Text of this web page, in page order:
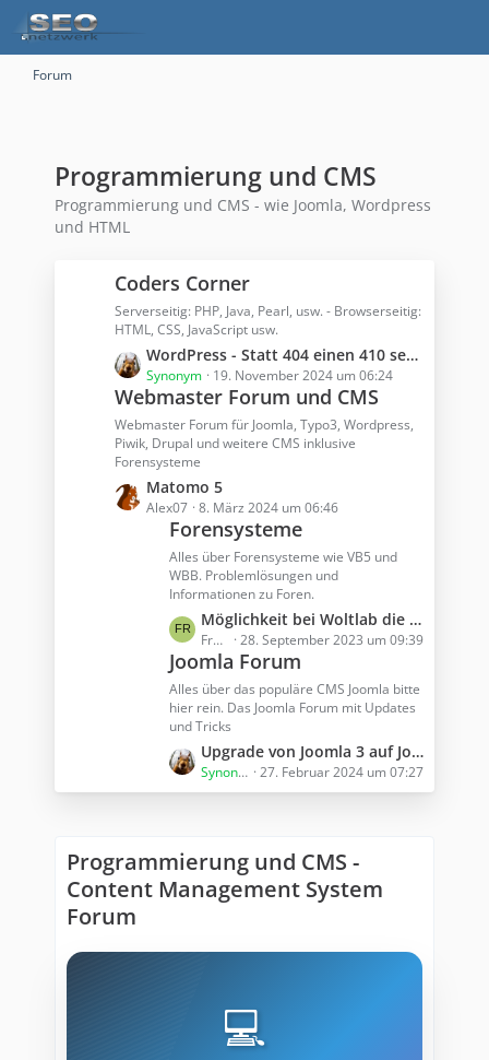
Forum
Programmierung und CMS
Programmierung und CMS - wie Joomla, Wordpress
und HTML
Coders Corner
Serverseitig: PHP, Java, Pearl, usw. - Browserseitig:
HTML, CSS, JavaScript usw.
L
e
t
z
t
e
B
e
WordPress - Statt 404 einen 410 senden
Synonym 19. November 2024 um 06:24
Webmaster Forum und CMS
Webmaster Forum für Joomla, Typo3, Wordpress,
Piwik, Drupal und weitere CMS inklusive
Forensysteme
L
e
Matomo 5
Alex07 8. März 2024 um 06:46
Forensysteme
Alles über Forensysteme wie VB5 und
WBB. Problemlösungen und
Informationen zu Foren.
L
e
z
t
e
B
e
i
ä
g
e
Möglichkeit bei Woltlab die Beschreibung der Unterforen (1 Ebene) auf der Forenübersicht zu deaktivieren?
Frank-L 28. September 2023 um 09:39
Joomla Forum
Alles über das populäre CMS Joomla bitte
hier rein. Das Joomla Forum mit Updates
und Tricks
L
e
t
e
B
e
t
Upgrade von Joomla 3 auf Joomla! 4: Eine Einführung vom Experten
Synonym 27. Februar 2024 um 07:27
Programmierung und CMS -
Content Management System
Forum
💻